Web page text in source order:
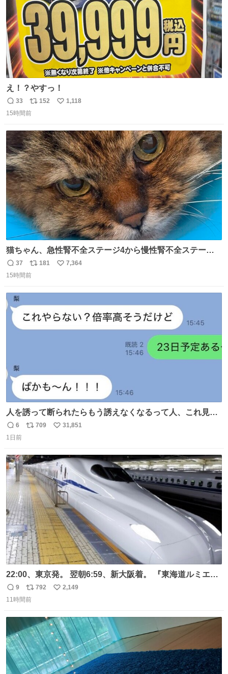
え！？やすっ！
返
信
33
リ
ポ
ト
数
152
い
数
1,118
15時間前
猫ちゃん、急性腎不全ステージ4から慢性腎不全ステージ2
になりました😭点滴も週一で大丈夫になった… このままだ
と2、3日持たないって言われたのが嘘みたい…本当に嬉し
道泣きながら歩いてたら向こうから来た人にすごい顔され
た🫠
返
信
37
リ
ポ
数
181
い
7,364
15時間前
人を誘って断られたらもう誘えなくなるって人、これ見て
元気出してほしい
返
信
6
リ
ト
数
709
い
数
31,851
1日前
22:00、東京発。 翌朝6:59、新大阪着。 『東海道ルミエー
ルエクスプレス』が今夜、初運行！ 岐阜羽島駅で夜を越す
東海道新幹線。寝台列車じゃないのに、朝まで新幹線とい
エクスプレス
返
信
9
リ
ポ
ト
数
792
い
数
2,149
11時間前